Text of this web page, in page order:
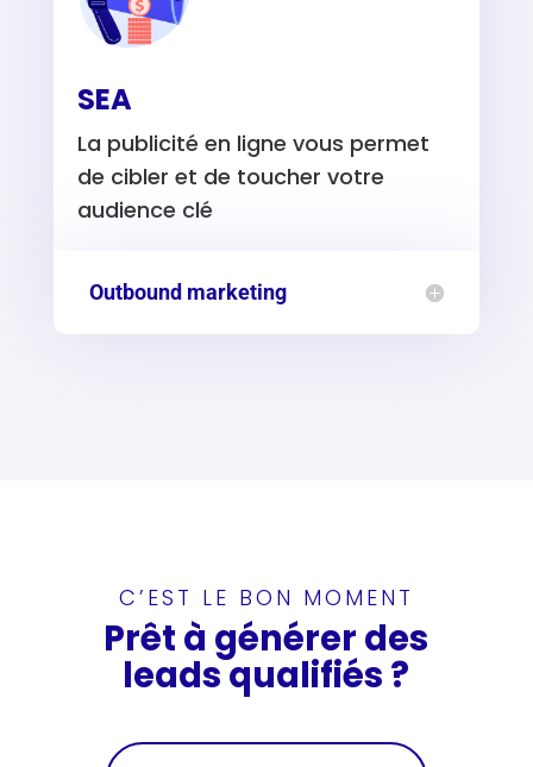
SEA
La publicité en ligne vous permet
de cibler et de toucher votre
audience clé
Outbound marketing
C’EST LE BON MOMENT
Prêt à générer des
leads qualifiés ?